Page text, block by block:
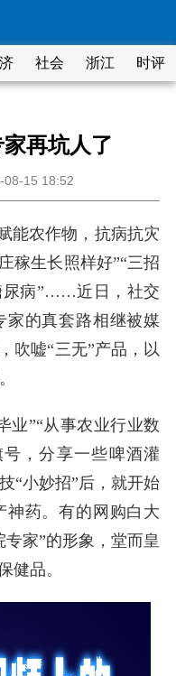
社会 浙江 时评
再坑人了
08-15 18:52
能农作物，抗病抗灾
稼生长照样好”“三招
尿病”……近日，社交
家的真套路相继被媒
吹嘘“三无”产品，以
业”“从事农业行业数
，分享一些啤酒灌
“小妙招”后，就开始
神药。有的网购白大
家”的形象，堂而皇
健品。